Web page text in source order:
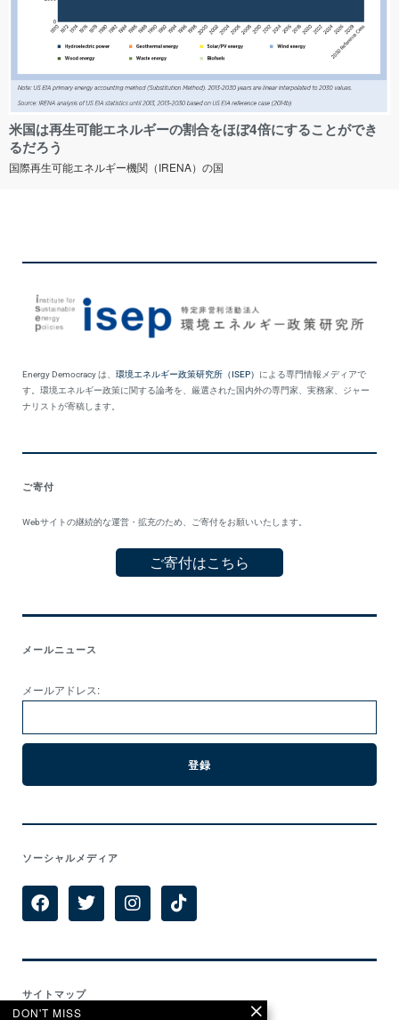
米国は再生可能エネルギーの割合をほぼ4倍にすることができ
るだろう
国際再生可能エネルギー機関（IRENA）の国
Energy Democracy は、 環境エネルギー政策研究所（ISEP） による専門情報メディアで
す。環境エネルギー政策に関する論考を、厳選された国内外の専門家、実務家、ジャー
ナリストが寄稿します。
ご寄付
Webサイトの継続的な運営・拡充のため、ご寄付をお願いいたします。
ご寄付はこちら
メールニュース
メールアドレス:
ソーシャルメディア
サイトマップ
DON'T MISS